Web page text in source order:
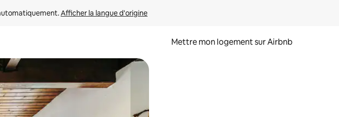
Afficher la langue d'origine
Mettre mon logement sur Airbnb